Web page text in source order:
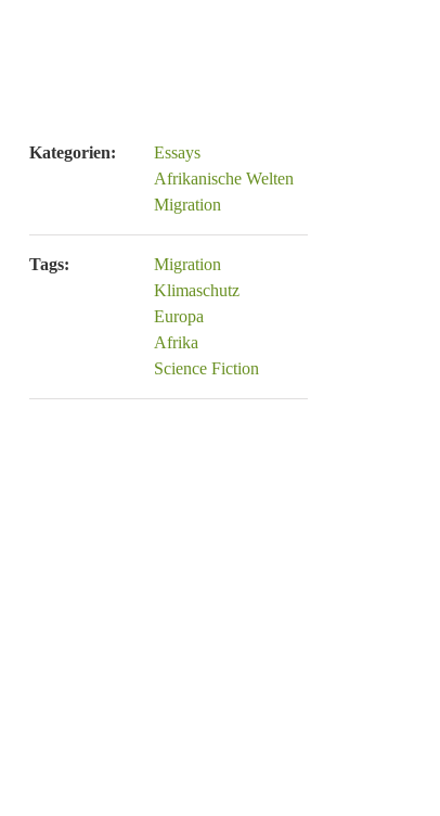
Kategorien:
Essays
Afrikanische Welten
Migration
Tags:
Migration
Klimaschutz
Europa
Afrika
Science Fiction